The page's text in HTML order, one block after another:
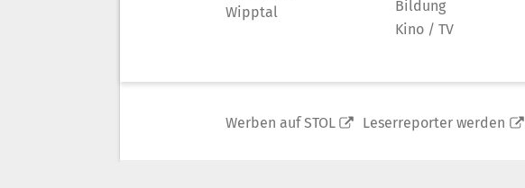
Wipptal
Bildung
Kino / TV
Werben auf STOL Leserreporter werden